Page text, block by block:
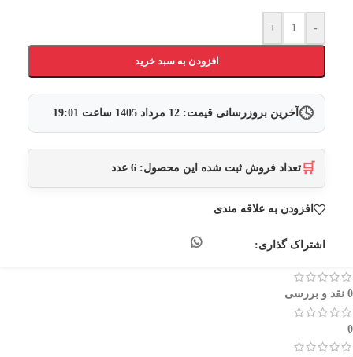
-
+
افزودن به سبد خرید
🕓 آخرین بروزرسانی قیمت: 12 مرداد 1405 ساعت 19:01
🛒 تعداد فروش ثبت شده این محصول: 6 عدد
افزودن به علاقه مندی
اشتراک گذاری:
0 نقد و بررسی
0